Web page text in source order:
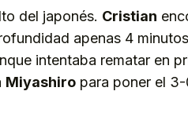
del japonés. Cristian
apenas 4
intentaba rematar en
Miyashiro para poner el